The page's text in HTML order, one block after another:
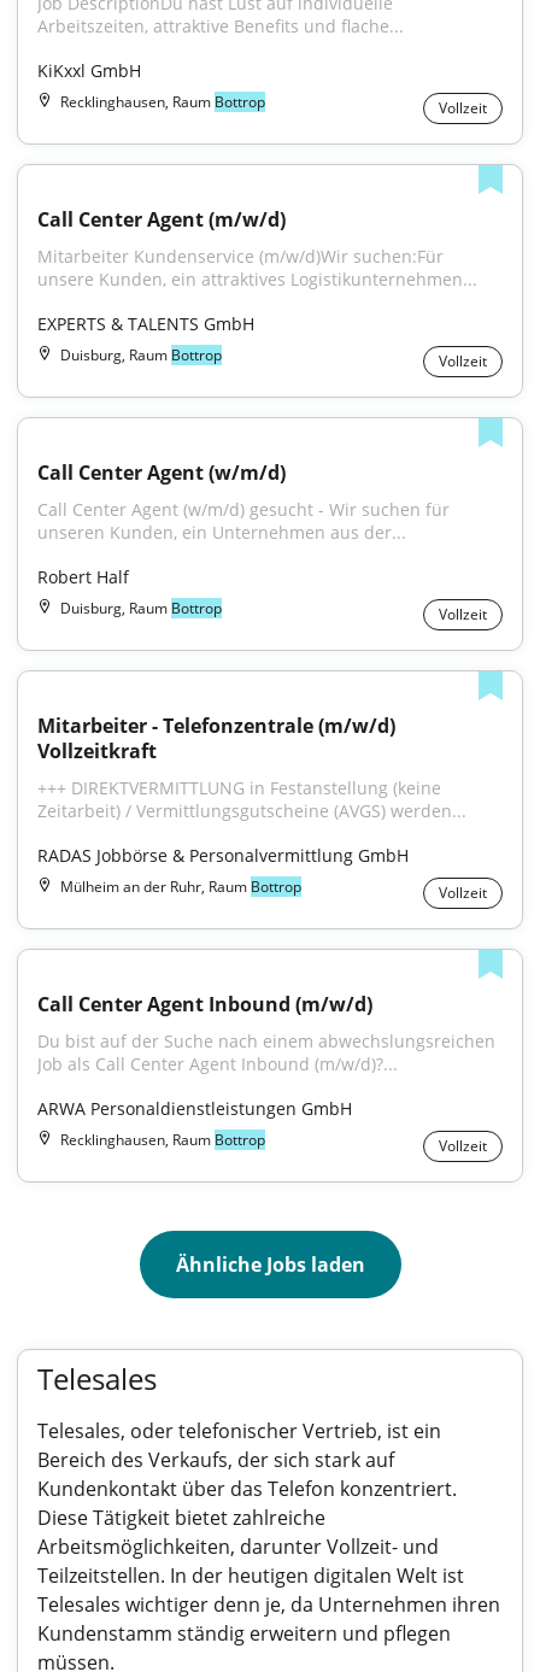
Arbeitszeiten, attraktive Benefits und flache...
KiKxxl GmbH
Recklinghausen, Raum Bottrop Vollzeit
Call Center Agent (m/w/d)
Mitarbeiter Kundenservice (m/w/d)Wir suchen:Für
unsere Kunden, ein attraktives Logistikunternehmen...
EXPERTS & TALENTS GmbH
Duisburg, Raum Bottrop Vollzeit
Call Center Agent (w/m/d)
Call Center Agent (w/m/d) gesucht - Wir suchen für
unseren Kunden, ein Unternehmen aus der...
Robert Half
Duisburg, Raum Bottrop Vollzeit
Mitarbeiter - Telefonzentrale (m/w/d)
Vollzeitkraft
+++ DIREKTVERMITTLUNG in Festanstellung (keine
Zeitarbeit) / Vermittlungsgutscheine (AVGS) werden...
RADAS Jobbörse & Personalvermittlung GmbH
Mülheim an der Ruhr, Raum Bottrop Vollzeit
Call Center Agent Inbound (m/w/d)
Du bist auf der Suche nach einem abwechslungsreichen
Job als Call Center Agent Inbound (m/w/d)?...
ARWA Personaldienstleistungen GmbH
Recklinghausen, Raum Bottrop Vollzeit
Ähnliche Jobs laden
Telesales
Telesales, oder telefonischer Vertrieb, ist ein
Bereich des Verkaufs, der sich stark auf
Kundenkontakt über das Telefon konzentriert.
Diese Tätigkeit bietet zahlreiche
Arbeitsmöglichkeiten, darunter Vollzeit- und
Teilzeitstellen. In der heutigen digitalen Welt ist
Telesales wichtiger denn je, da Unternehmen ihren
Kundenstamm ständig erweitern und pflegen
müssen.